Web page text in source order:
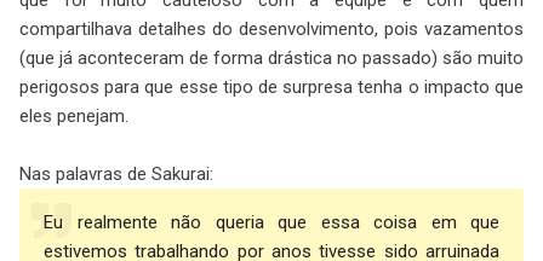
compartilhava detalhes do desenvolvimento, pois vazamentos
(que já aconteceram de forma drástica no passado) são muito
perigosos para que esse tipo de surpresa tenha o impacto que
eles penejam.
Nas palavras de Sakurai:
Eu realmente não queria que essa coisa em que
estivemos trabalhando por anos tivesse sido arruinada